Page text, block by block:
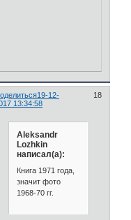
18
19-12-
13:34:58
Aleksandr
Lozhkin
написал(а):
Книга 1971 года,
значит фото
1968-70 гг.